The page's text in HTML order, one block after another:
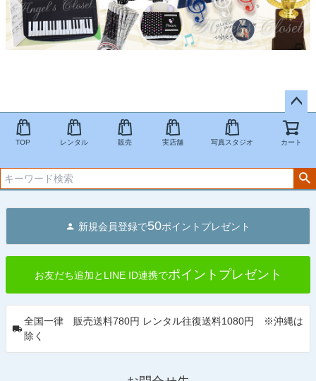
ペー
ジト
へ
TOP レンタル 販売 実店舗 写真スタジオ カート
新規会員登録で50ポイントプレゼント
お友だち追加とLINE ID連携でポイントプレゼント
全国一律 販売送料780円 レンタル往復送料1080円 ※沖縄は
除く